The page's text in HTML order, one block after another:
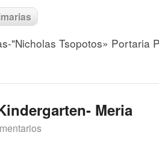
"Nicholas Tsopotos» Portaria
Meria